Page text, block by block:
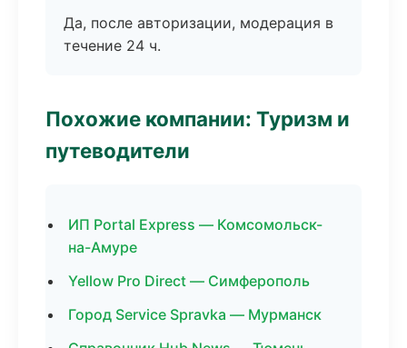
Да, после авторизации, модерация в
течение 24 ч.
Похожие компании: Туризм и
путеводители
ИП Portal Express — Комсомольск-
на-Амуре
Yellow Pro Direct — Симферополь
Город Service Spravka — Мурманск